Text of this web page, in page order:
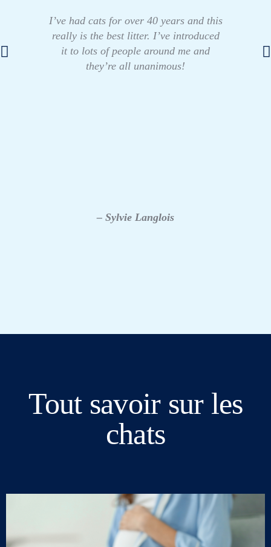
I’ve had cats for over 40 years and this
really is the best litter. I’ve introduced
it to lots of people around me and
they’re all unanimous!
– Sylvie Langlois
Tout savoir sur les
chats